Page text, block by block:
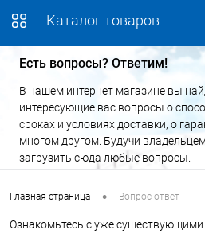
Каталог товаров
Есть вопросы? Ответим!
В нашем интернет магазине вы
интересующие вас вопросы о
сроках и условиях доставки, о
многом другом. Будучи
загрузить сюда любые вопросы.
Главная страница • Вопрос ответ
Ознакомьтесь с уже